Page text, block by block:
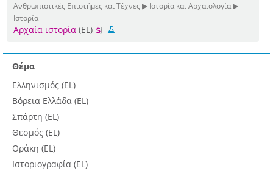
Ανθρωπιστικές Επιστήμες και Τέχνες ▶ Ιστορία και Αρχαιολογία ▶
Ιστορία
Αρχαία ιστορία (EL)
Θέμα
Ελληνισμός (EL)
Βόρεια Ελλάδα (EL)
Σπάρτη (EL)
Θεσμός (EL)
Θράκη (EL)
Ιστοριογραφία (EL)